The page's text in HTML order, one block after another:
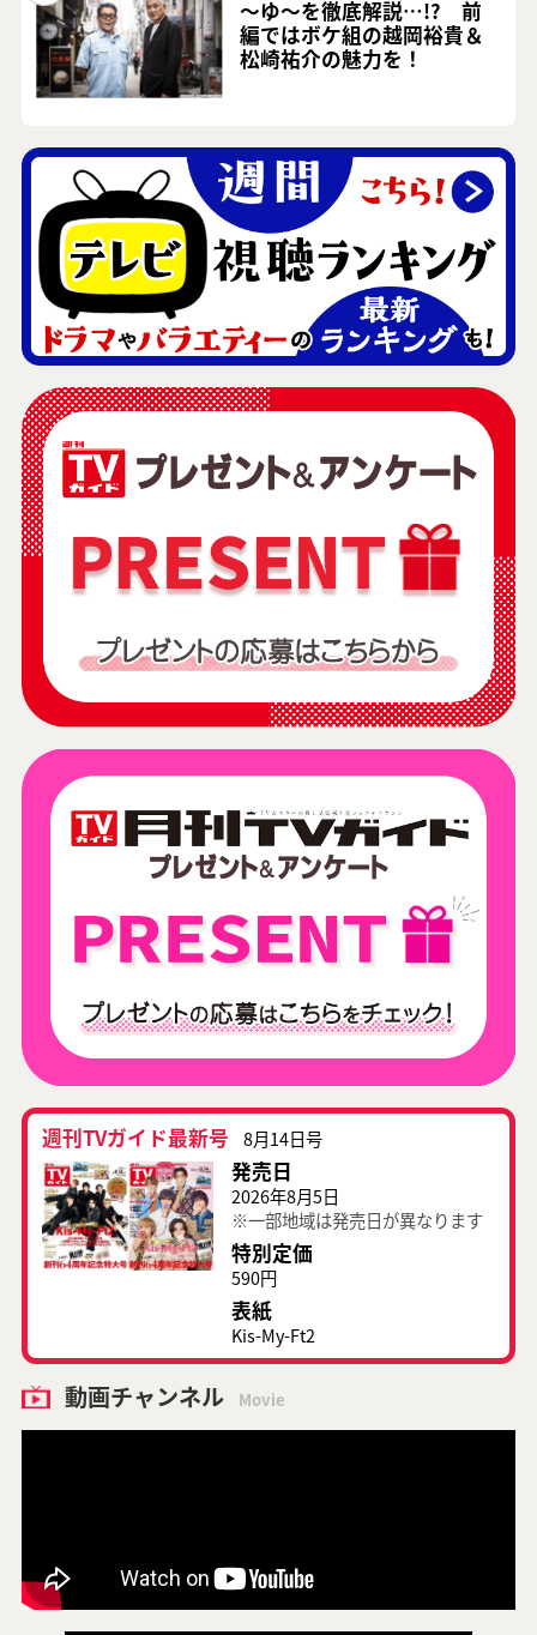
～ゆ～を徹底解説…!? 前
編ではボケ組の越岡裕貴＆
松崎祐介の魅力を！
週刊TVガイド最新号 8月14日号
発売日
2026年8月5日
※一部地域は発売日が異なります
特別定価
590円
表紙
Kis-My-Ft2
動画チャンネル Movie